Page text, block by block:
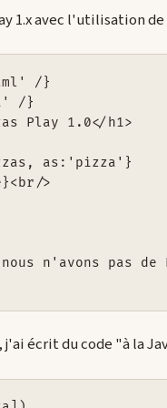
1.x avec l'utilisation
/}
/}
Play 1.0</h1>
as:'pizza'}
>
n'avons pas de
j'ai écrit du code "à la